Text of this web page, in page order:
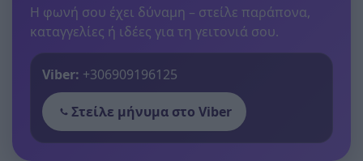
Η φωνή σου έχει δύναμη – στείλε παράπονα,
καταγγελίες ή ιδέες για τη γειτονιά σου.
Viber: +306909196125
Στείλε μήνυμα στο Viber